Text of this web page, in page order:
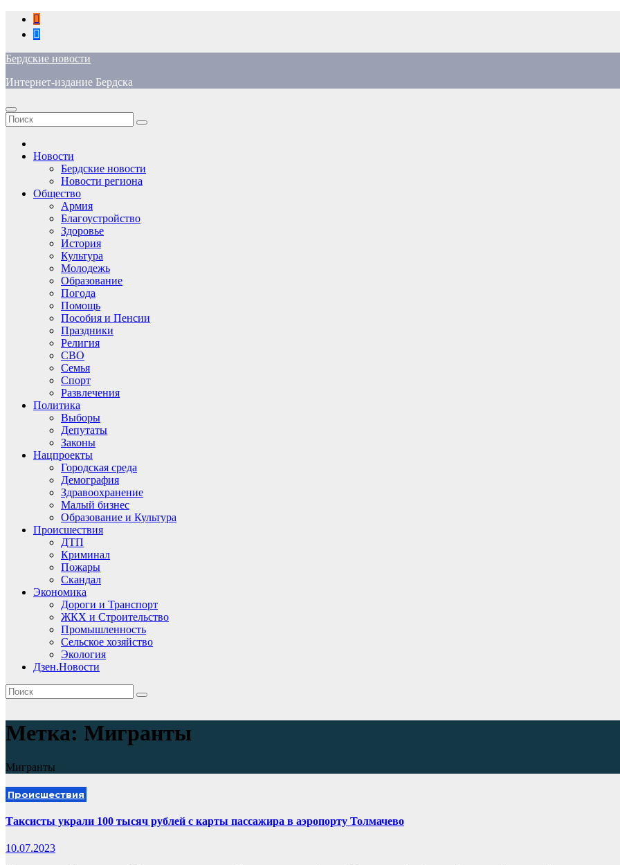
Перейти
содержимому
Бердские новости
Интернет-издание Бердска
Новости
Бердские новости
Новости региона
Общество
Армия
Благоустройство
Здоровье
История
Культура
Молодежь
Образование
Погода
Помощь
Пособия и Пенсии
Праздники
Религия
СВО
Семья
Спорт
Развлечения
Политика
Выборы
Депутаты
Законы
Нацпроекты
Городская среда
Демография
Здравоохранение
Малый бизнес
Образование и Культура
Происшествия
ДТП
Криминал
Пожары
Скандал
Экономика
Дороги и Транспорт
ЖКХ и Строительство
Промышленность
Сельское хозяйство
Экология
Дзен.Новости
Метка: Мигранты
Мигранты
Происшествия
Таксисты украли 100 тысяч рублей с карты пассажира в аэропорту Толмачево
10.07.2023